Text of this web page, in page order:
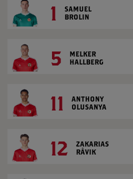
1
SAMUEL
BROLIN
5
MELKER
HALLBERG
11
ANTHONY
OLUSANYA
12
ZAKARIAS
RÅVIK